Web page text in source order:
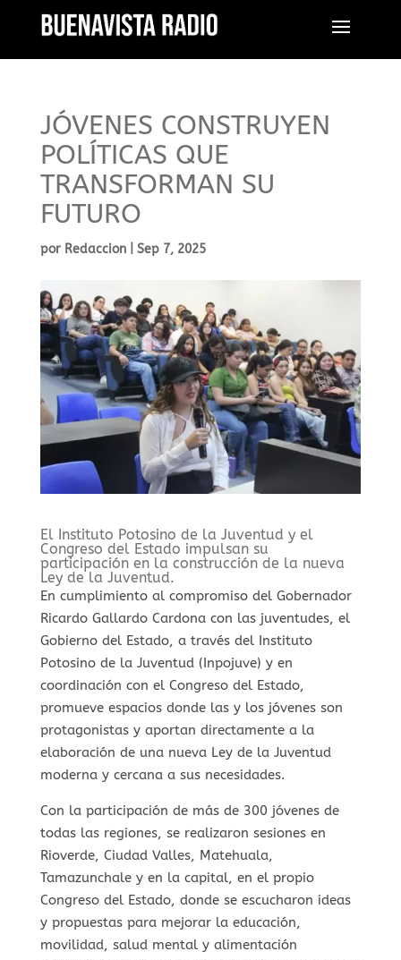
JÓVENES CONSTRUYEN
POLÍTICAS QUE
TRANSFORMAN SU
FUTURO
por Redaccion| Sep 7, 2025
⁠El Instituto Potosino de la Juventud y el
Congreso del Estado impulsan su
participación en la construcción de la nueva
Ley de la Juventud.
En cumplimiento al compromiso del Gobernador
Ricardo Gallardo Cardona con las juventudes, el
Gobierno del Estado, a través del Instituto
Potosino de la Juventud (Inpojuve) y en
coordinación con el Congreso del Estado,
promueve espacios donde las y los jóvenes son
protagonistas y aportan directamente a la
elaboración de una nueva Ley de la Juventud
moderna y cercana a sus necesidades.
Con la participación de más de 300 jóvenes de
todas las regiones, se realizaron sesiones en
Rioverde, Ciudad Valles, Matehuala,
Tamazunchale y en la capital, en el propio
Congreso del Estado, donde se escucharon ideas
y propuestas para mejorar la educación,
movilidad, salud mental y alimentación